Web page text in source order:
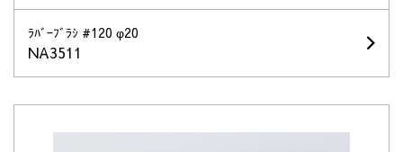
ﾗﾊﾞｰﾌﾞﾗｼ #120 φ20
NA3511